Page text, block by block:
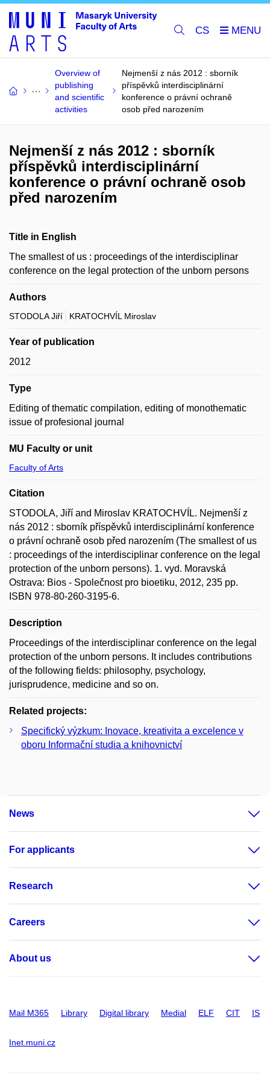
CS
Overview of
publishing
and scientific
activities
Nejmenší z nás 2012 : sborník
příspěvků interdisciplinární
konference o právní ochraně
osob před narozením
Nejmenší z nás 2012 : sborník
příspěvků interdisciplinární
konference o právní ochraně osob
před narozením
Title in English
The smallest of us : proceedings of the interdisciplinar
conference on the legal protection of the unborn persons
Authors
STODOLA Jiří KRATOCHVÍL Miroslav
Year of publication
2012
Type
Editing of thematic compilation, editing of monothematic
issue of profesional journal
MU Faculty or unit
Faculty of Arts
Citation
STODOLA, Jiří and Miroslav KRATOCHVÍL. Nejmenší z
nás 2012 : sborník příspěvků interdisciplinární konference
o právní ochraně osob před narozením (The smallest of us
: proceedings of the interdisciplinar conference on the legal
protection of the unborn persons). 1. vyd. Moravská
Ostrava: Bios - Společnost pro bioetiku, 2012, 235 pp.
ISBN 978-80-260-3195-6.
Description
Proceedings of the interdisciplinar conference on the legal
protection of the unborn persons. It includes contributions
of the following fields: philosophy, psychology,
jurisprudence, medicine and so on.
Related projects:
Specifický výzkum: Inovace, kreativita a excelence v
oboru Informační studia a knihovnictví
News
For applicants
Research
Careers
About us
Mail M365 Library Digital library Medial ELF CIT IS
Inet.muni.cz